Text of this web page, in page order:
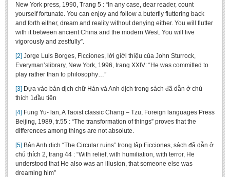
New York press, 1990, Trang 5 : “In any case, dear reader, count
yourself fortunate. You can enjoy and follow a buterfly fluttering back
and forth either, dream and reality without denying either. You will flutter
with it between ancient China and the modern West. You will live
vigorously and zestfully”.
[2] Jorge Luis Borges, Ficciones, lời giới thiệu của John Sturrock,
Everyman’slibrary, New York, 1996, trang XXIV: “He was committed to
play rather than to philosophy…”
[3] Dựa vào bản dịch chữ Hán và Anh dịch trong sách đã dẫn ở chú
thích 1đầu tiên
[4] Fung Yu- lan, A Taoist classic Chang – Tzu, Foreign languages Press
Beijing, 1989, tr.55 : “The transformation of things” proves that the
differences among things are not absolute.
[5] Bản Anh dịch “The Circular ruins” trong tập Ficciones, sách đã dẫn ở
chú thích 2, trang 44 : “With relief, with humiliation, with terror, He
understood that He also was an illusion, that someone else was
dreaming him”